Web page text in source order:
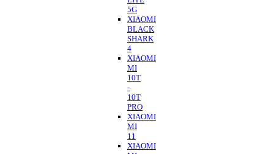
5G
XIAOMI
BLACK
SHARK
4
XIAOMI
MI
10T
-
10T
PRO
XIAOMI
MI
11
XIAOMI